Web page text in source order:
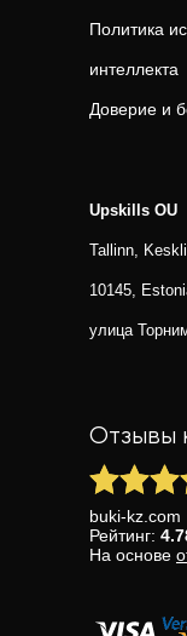
Политика
интеллекта
Доверие и
Upskills OU
Tallinn,
10145,
улица
Отзывы
buki-kz.com
Рейтинг:
На основе